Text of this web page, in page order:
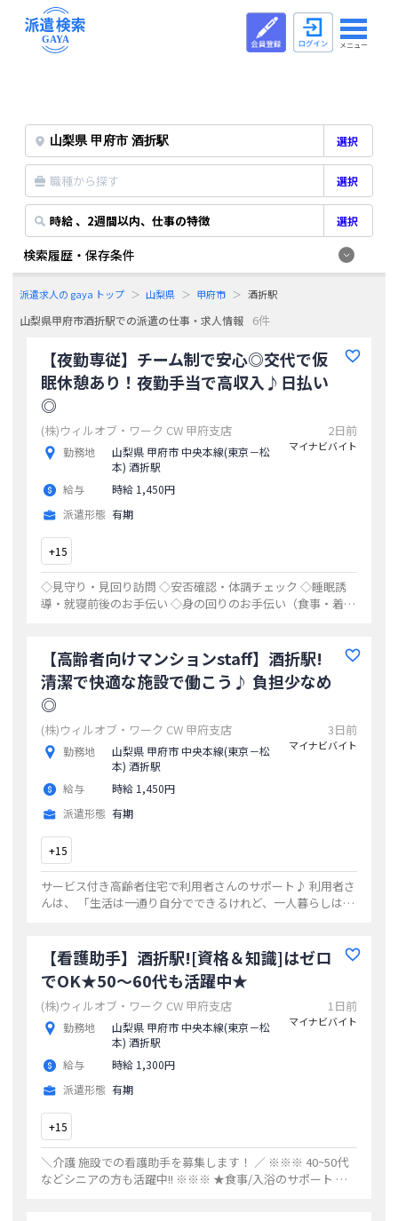
メニュー
選択
職種から探す 選択
時給 、2週間以内、仕事の特徴 選択
検索履歴・保存条件
派遣求人の gaya トップ 山梨県 甲府市 酒折駅
山梨県甲府市酒折駅での派遣の仕事・求人情報 6件
【夜勤専従】チーム制で安心◎交代で仮
眠休憩あり！夜勤手当で高収入♪日払い
◎
(株)ウィルオブ・ワーク CW 甲府支店
勤務地
山梨県 甲府市 中央本線(東京－松
本) 酒折駅
給与
時給 1,450円
派遣形態 有期
2日前
マイナビバイト
+15
◇見守り・見回り訪問 ◇安否確認・体調チェック ◇睡眠誘
導・就寝前後のお手伝い ◇身の回りのお手伝い（食事・着替
【高齢者向けマンションstaff】酒折駅!
清潔で快適な施設で働こう♪ 負担少なめ
◎
(株)ウィルオブ・ワーク CW 甲府支店
勤務地
山梨県 甲府市 中央本線(東京－松
本) 酒折駅
給与
時給 1,450円
派遣形態 有期
3日前
マイナビバイト
+15
サービス付き高齢者住宅で利用者さんのサポート♪ 利用者さ
んは、 「生活は一通り自分でできるけれど、一人暮らしは不
【看護助手】酒折駅![資格＆知識]はゼロ
でOK★50～60代も活躍中★
(株)ウィルオブ・ワーク CW 甲府支店
勤務地
山梨県 甲府市 中央本線(東京－松
本) 酒折駅
給与
時給 1,300円
派遣形態 有期
1日前
マイナビバイト
+15
＼介護 施設での看護助手を募集します！ ／ ※※※ 40~50代
などシニアの方も活躍中!! ※※※ ★食事/入浴のサポート ★